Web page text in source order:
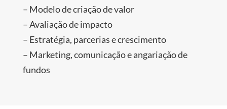
– Modelo de criação de valor
– Avaliação de impacto
– Estratégia, parcerias e crescimento
– Marketing, comunicação e angariação de
fundos